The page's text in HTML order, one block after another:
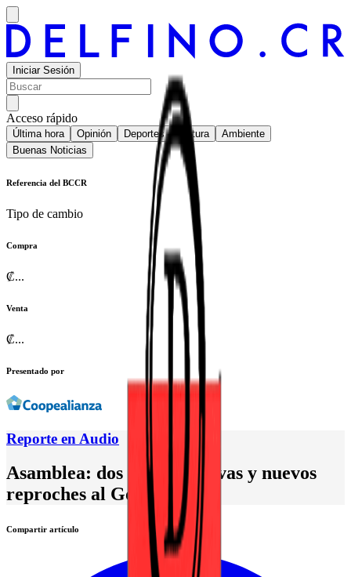
Iniciar Sesión
Acceso rápido
Última hora Opinión Deportes Cultura
Ambiente
Buenas Noticias
Referencia del BCCR
Tipo de cambio
Compra
₡...
Venta
₡...
Presentado por
Reporte en Audio
Asamblea: dos buenas nuevas y nuevos
reproches al Gobierno
Compartir artículo